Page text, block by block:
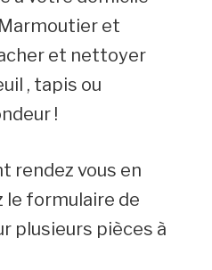
et
et nettoyer
, tapis ou
!
rendez vous en
le formulaire de
plusieurs pièces à